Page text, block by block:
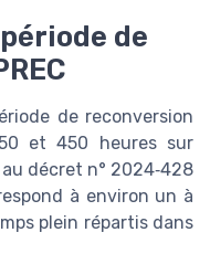
de
de reconversion
et 450 heures sur
décret n° 2024‑428
à environ un à
plein répartis dans